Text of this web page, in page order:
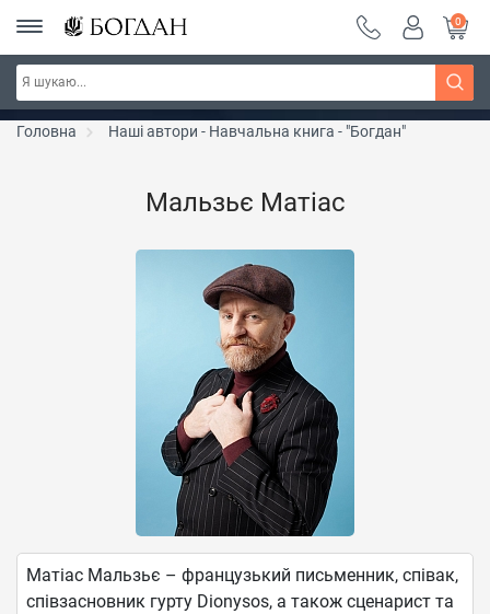
Серія "Чейзіана" ~ знижка 20%
0
Головна Наші автори - Навчальна книга - "Богдан"
Мальзьє Матіас
Матіас Мальзьє – французький письменник, співак,
співзасновник гурту Dionysos, а також сценарист та